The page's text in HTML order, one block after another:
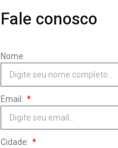
Fale conosco
Nome
Email:
Cidade: